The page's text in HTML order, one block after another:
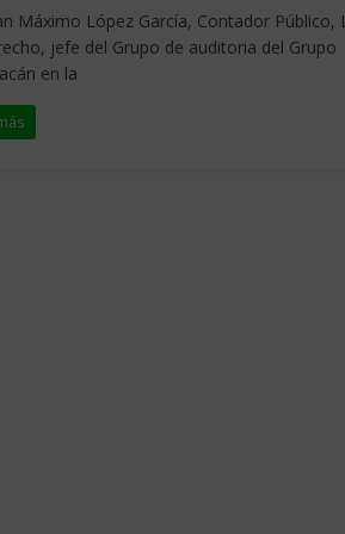
Máximo López García, Contador Público,
jefe del Grupo de auditoria del Grupo
en la